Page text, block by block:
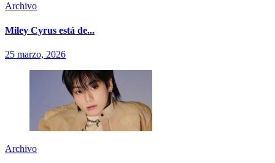
Archivo
Miley Cyrus está de...
25 marzo, 2026
Archivo